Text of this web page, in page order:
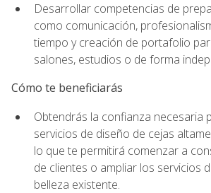
Desarrollar competencias de
como comunicación,
tiempo y creación de portafolio
salones, estudios o de forma
Cómo te beneficiarás
Obtendrás la confianza necesaria
servicios de diseño de cejas
lo que te permitirá comenzar a
de clientes o ampliar los servicios
belleza existente.